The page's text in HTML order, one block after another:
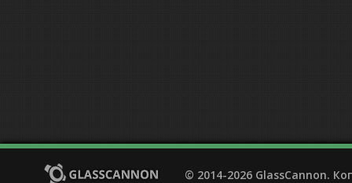
© 2014-2026 GlassCannon.